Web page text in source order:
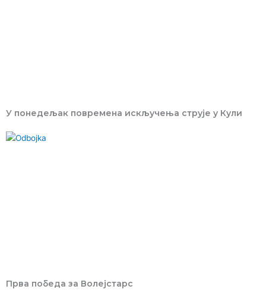
У понедељак повремена искључења струје у Кули
Прва победа за Волејстарс